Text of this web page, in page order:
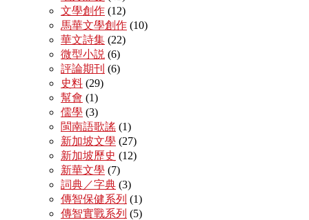
文學創作 (12)
馬華文學創作 (10)
華文詩集 (22)
微型小説 (6)
評論期刊 (6)
史料 (29)
幫會 (1)
儒學 (3)
閩南語歌謠 (1)
新加坡文學 (27)
新加坡歷史 (12)
新華文學 (7)
詞典／字典 (3)
傳智保健系列 (1)
傳智實戰系列 (5)